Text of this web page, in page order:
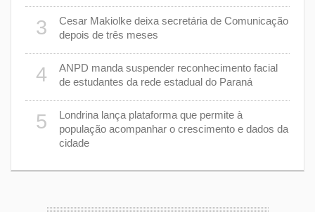
3
Cesar Makiolke deixa secretária de Comunicação
depois de três meses
4
ANPD manda suspender reconhecimento facial
de estudantes da rede estadual do Paraná
5
Londrina lança plataforma que permite à
população acompanhar o crescimento e dados da
cidade